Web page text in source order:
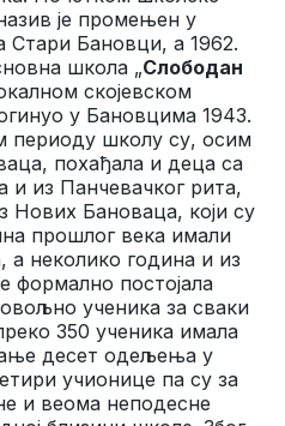
је промењен у
Бановци, а 1962.
школа „Слободан
скојевском
у Бановцима 1943.
периоду школу су, осим
похађала и деца са
и из Панчевачког рита,
Нових Бановаца, који су
прошлог века имали
а неколико година и из
формално постојала
ученика за сваки
350 ученика имала
десет одељења у
учионице па су за
и веома неподесне